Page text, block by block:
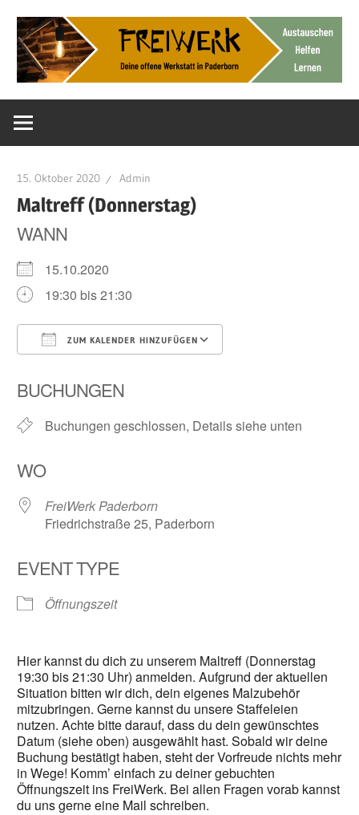
Inhalt
springen
FreiWerk
Paderborn
offene
15. Oktober 2020 Admin
Maltreff (Donnerstag)
WANN
15.10.2020
19:30 bis 21:30
ZUM KALENDER HINZUFÜGEN
BUCHUNGEN
Buchungen geschlossen, Details siehe unten
WO
FreiWerk Paderborn
Friedrichstraße 25, Paderborn
EVENT TYPE
Öffnungszeit
Hier kannst du dich zu unserem Maltreff (Donnerstag
19:30 bis 21:30 Uhr) anmelden. Aufgrund der aktuellen
Situation bitten wir dich, dein eigenes Malzubehör
mitzubringen. Gerne kannst du unsere Staffeleien
nutzen. Achte bitte darauf, dass du dein gewünschtes
Datum (siehe oben) ausgewählt hast. Sobald wir deine
Buchung bestätigt haben, steht der Vorfreude nichts mehr
in Wege! Komm’ einfach zu deiner gebuchten
Öffnungszeit ins FreiWerk. Bei allen Fragen vorab kannst
du uns gerne eine Mail schreiben.